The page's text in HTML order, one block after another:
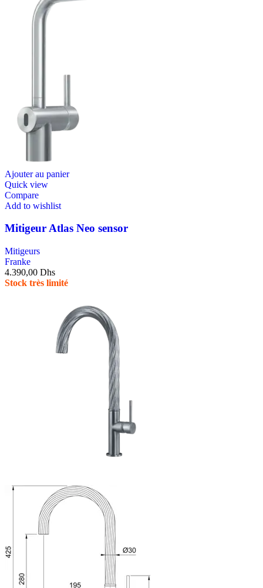
Ajouter au panier
Quick view
Compare
Add to wishlist
Mitigeur Atlas Neo sensor
Mitigeurs
Franke
4.390,00 Dhs
Stock très limité